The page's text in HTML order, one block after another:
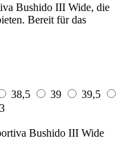
Bushido III Wide, die
Bereit für das
38,5 39
39,5